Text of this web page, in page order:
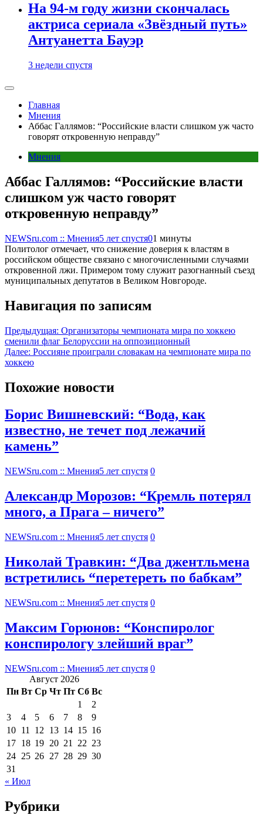
На 94-м году жизни скончалась
актриса сериала «Звёздный путь»
Антуанетта Бауэр
3 недели спустя
Главная
Мнения
Аббас Галлямов: “Российские власти слишком уж часто
говорят откровенную неправду”
Мнения
Аббас Галлямов: “Российские власти
слишком уж часто говорят
откровенную неправду”
NEWSru.com :: Мнения5 лет спустя01 минуты
Политолог отмечает, что снижение доверия к властям в
российском обществе связано с многочисленными случаями
откровенной лжи. Примером тому служит разогнанный съезд
муниципальных депутатов в Великом Новгороде.
Навигация по записям
Предыдущая: Организаторы чемпионата мира по хоккею
сменили флаг Белоруссии на оппозиционный
Далее: Россияне проиграли словакам на чемпионате мира по
хоккею
Похожие новости
Борис Вишневский: “Вода, как
известно, не течет под лежачий
камень”
NEWSru.com :: Мнения5 лет спустя 0
Александр Морозов: “Кремль потерял
много, а Прага – ничего”
NEWSru.com :: Мнения5 лет спустя 0
Николай Травкин: “Два джентльмена
встретились “перетереть по бабкам”
NEWSru.com :: Мнения5 лет спустя 0
Максим Горюнов: “Конспиролог
конспирологу злейший враг”
NEWSru.com :: Мнения5 лет спустя 0
Август 2026
Пн Вт Ср Чт Пт Сб Вс
1
2
3
4 5 6 7 8
9
10 11 12 13 14 15 16
17 18 19 20 21 22 23
24 25 26 27 28 29 30
31
« Июл
Рубрики